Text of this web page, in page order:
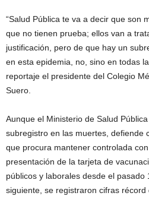
“Salud Pública te va a decir que son
que no tienen prueba; ellos van a
justificación, pero de que hay un
en esta epidemia, no, sino en todas
reportaje el presidente del Colegio
Suero.
Aunque el Ministerio de Salud
subregistro en las muertes, defiende
que procura mantener controlada
presentación de la tarjeta de
públicos y laborales desde el
siguiente, se registraron cifras